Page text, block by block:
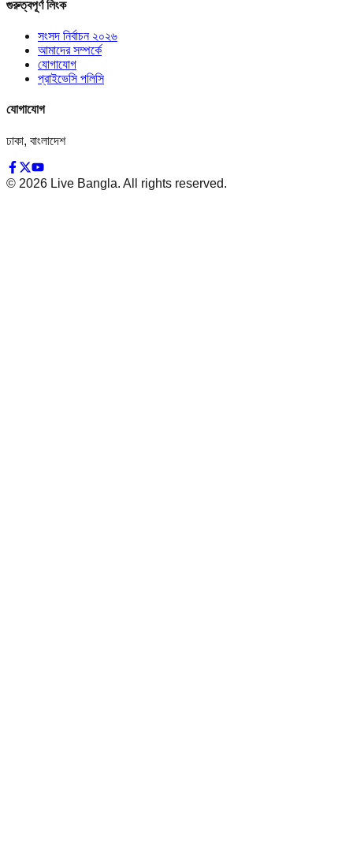
গুরুত্বপূর্ণ লিংক
সংসদ নির্বাচন ২০২৬
আমাদের সম্পর্কে
যোগাযোগ
প্রাইভেসি পলিসি
যোগাযোগ
ঢাকা, বাংলাদেশ
© 2026 Live Bangla. All rights reserved.